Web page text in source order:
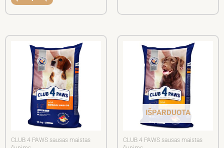
CLUB 4 PAWS sausas maistas
range:
5,50 €
through
30,00 €
IŠPARDUOTA
CLUB 4 PAWS sausas maistas